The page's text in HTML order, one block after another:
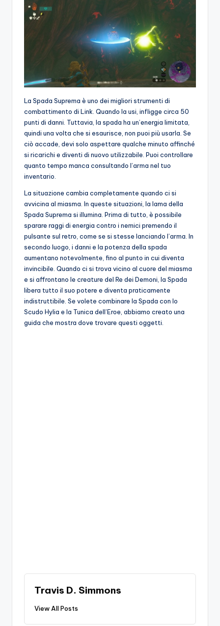
La Spada Suprema è uno dei migliori strumenti di
combattimento di Link. Quando la usi, infligge circa 50
punti di danni. Tuttavia, la spada ha un’energia limitata,
quindi una volta che si esaurisce, non puoi più usarla. Se
ciò accade, devi solo aspettare qualche minuto affinché
si ricarichi e diventi di nuovo utilizzabile. Puoi controllare
quanto tempo manca consultando l’arma nel tuo
inventario.
La situazione cambia completamente quando ci si
avvicina al miasma. In queste situazioni, la lama della
Spada Suprema si illumina. Prima di tutto, è possibile
sparare raggi di energia contro i nemici premendo il
pulsante sul retro, come se si stesse lanciando l’arma. In
secondo luogo, i danni e la potenza della spada
aumentano notevolmente, fino al punto in cui diventa
invincibile. Quando ci si trova vicino al cuore del miasma
e si affrontano le creature del Re dei Demoni, la Spada
libera tutto il suo potere e diventa praticamente
indistruttibile. Se volete combinare la Spada con lo
Scudo Hylia e la Tunica dell’Eroe, abbiamo creato una
guida che mostra dove trovare questi oggetti.
Travis D. Simmons
View All Posts